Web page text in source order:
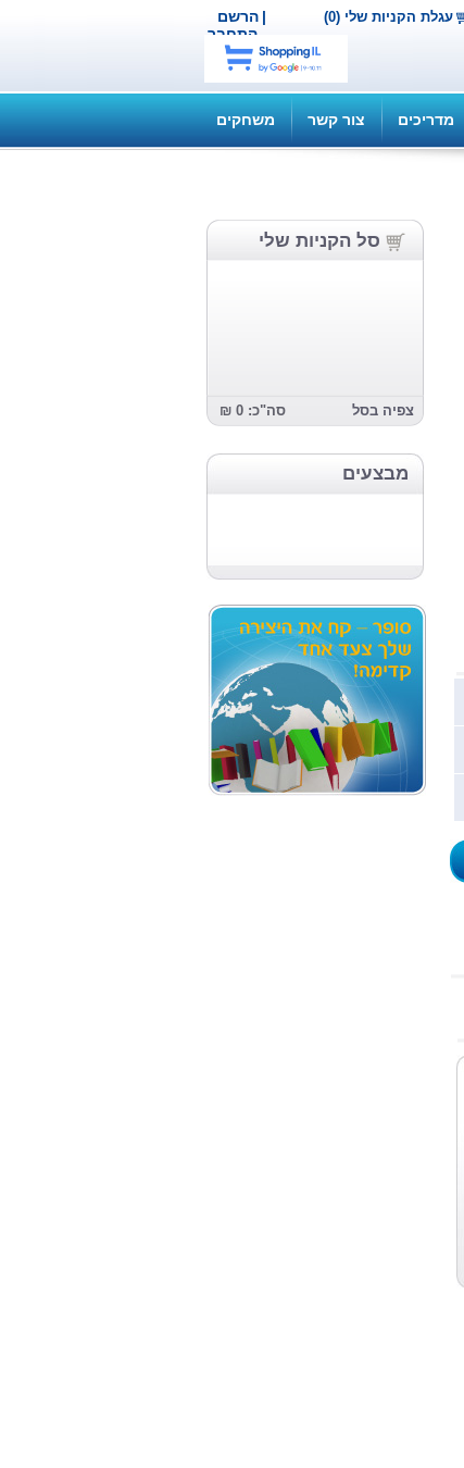
הרשם |
התחבר
עגלת הקניות שלי (0)
מדריכים צור קשר משחקים
סל הקניות שלי
צפיה בסל סה"כ: 0 ₪
מבצעים